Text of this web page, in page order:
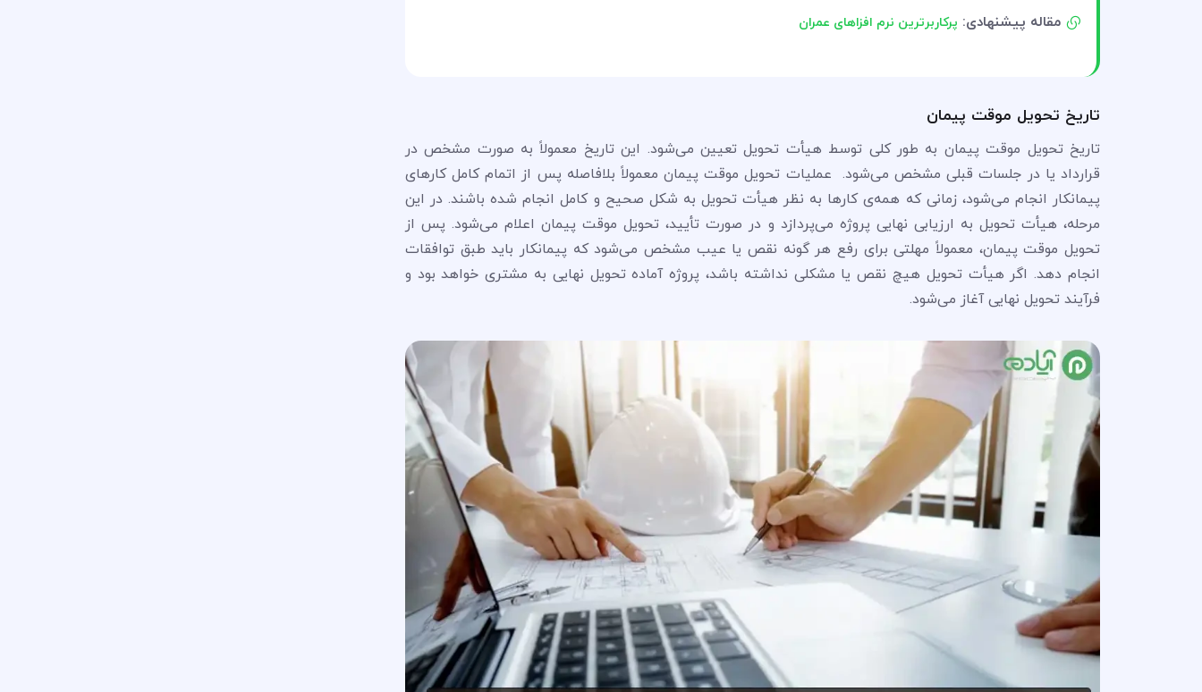
مقاله پیشنهادی: پرکاربرترین نرم افزاهای عمران
تاریخ تحویل موقت پیمان
تاریخ تحویل موقت پیمان به طور کلی توسط هیأت تحویل تعیین می‌شود. این تاریخ معمولاً به صورت مشخص در
قرارداد یا در جلسات قبلی مشخص می‌شود. عملیات تحویل موقت پیمان معمولاً بلافاصله پس از اتمام کامل کارهای
پیمانکار انجام می‌شود، زمانی که همه‌ی کارها به نظر هیأت تحویل به شکل صحیح و کامل انجام شده باشند. در این
مرحله، هیأت تحویل به ارزیابی نهایی پروژه می‌پردازد و در صورت تأیید، تحویل موقت پیمان اعلام می‌شود. پس از
تحویل موقت پیمان، معمولاً مهلتی برای رفع هر گونه نقص یا عیب مشخص می‌شود که پیمانکار باید طبق توافقات
انجام دهد. اگر هیأت تحویل هیچ نقص یا مشکلی نداشته باشد، پروژه آماده تحویل نهایی به مشتری خواهد بود و
فرآیند تحویل نهایی آغاز می‌شود.